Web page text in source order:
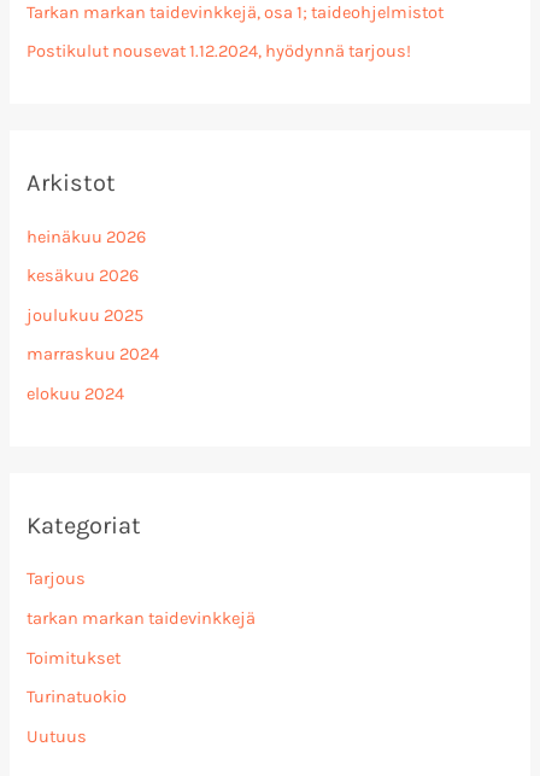
Tarkan markan taidevinkkejä, osa 1; taideohjelmistot
Postikulut nousevat 1.12.2024, hyödynnä tarjous!
Arkistot
heinäkuu 2026
kesäkuu 2026
joulukuu 2025
marraskuu 2024
elokuu 2024
Kategoriat
Tarjous
tarkan markan taidevinkkejä
Toimitukset
Turinatuokio
Uutuus